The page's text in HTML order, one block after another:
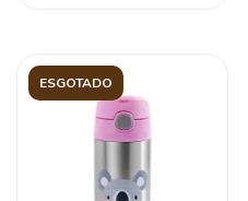
ESGOTADO